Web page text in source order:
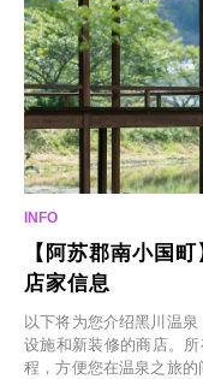
【阿苏郡南小国
店家信息
以下将为您介绍黑川温
设施和新装修的商店。
程，方便您在温泉之旅